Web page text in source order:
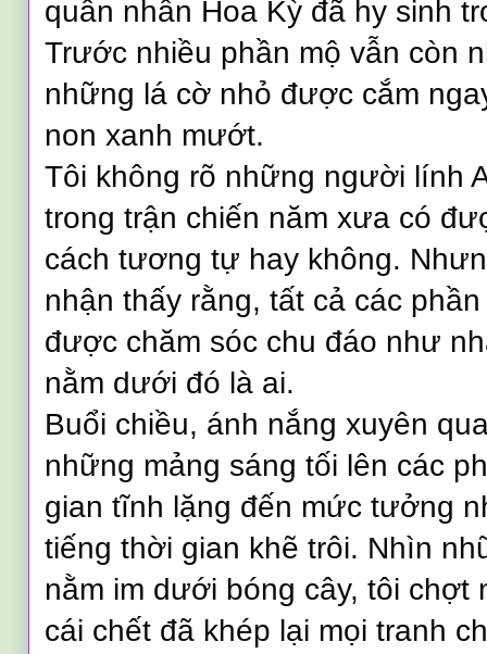
quân nhân Hoa Kỳ đã hy sinh
Trước nhiều phần mộ vẫn còn
những lá cờ nhỏ được cắm
non xanh mướt.
Tôi không rõ những người lính
trong trận chiến năm xưa có
cách tương tự hay không.
nhận thấy rằng, tất cả các
được chăm sóc chu đáo như
nằm dưới đó là ai.
Buổi chiều, ánh nắng xuyên
những mảng sáng tối lên các
gian tĩnh lặng đến mức tưởng
tiếng thời gian khẽ trôi. Nhìn
nằm im dưới bóng cây, tôi chợt
cái chết đã khép lại mọi tranh